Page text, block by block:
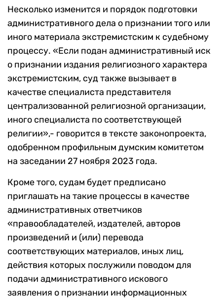
Несколько изменится и порядок подготовки
административного дела о признании того или
иного материала экстремистским к судебному
процессу. «Если подан административный иск
о признании издания религиозного характера
экстремистским, суд также вызывает в
качестве специалиста представителя
централизованной религиозной организации,
иного специалиста по соответствующей
религии»,- говорится в тексте законопроекта,
одобренном профильным думским комитетом
на заседании 27 ноября 2023 года.
Кроме того, судам будет предписано
приглашать на такие процессы в качестве
административных ответчиков
«правообладателей, издателей, авторов
произведений и (или) перевода
соответствующих материалов, иных лиц,
действия которых послужили поводом для
подачи административного искового
заявления о признании информационных